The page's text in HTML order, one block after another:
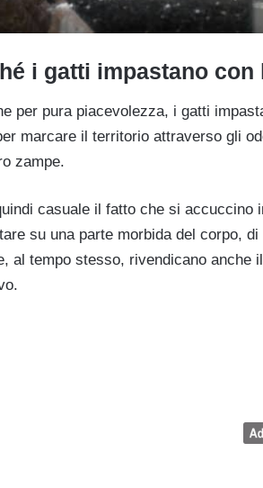
i gatti impastano con
per pura piacevolezza, i gatti
marcare il territorio attraverso gli
zampe.
casuale il fatto che si accuccino
su una parte morbida del corpo,
al tempo stesso, rivendicano anche